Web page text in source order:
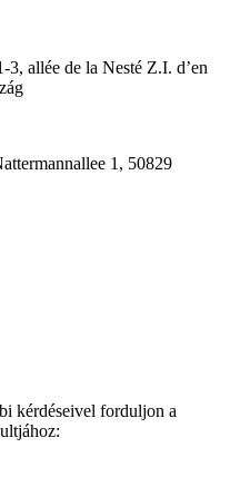
allée de la Nesté Z.I. d’en
1, 50829
kérdéseivel forduljon a